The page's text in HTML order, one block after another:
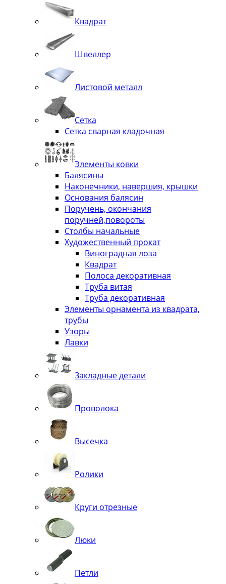
Квадрат
Швеллер
Листовой металл
Сетка
Сетка сварная кладочная
Элементы ковки
Балясины
Наконечники, навершия, крышки
Основания балясин
Поручень, окончания
поручней,повороты
Столбы начальные
Художественный прокат
Виноградная лоза
Квадрат
Полоса декоративная
Труба витая
Труба декоративная
Элементы орнамента из квадрата,
трубы
Узоры
Лавки
Закладные детали
Проволока
Высечка
Ролики
Круги отрезные
Люки
Петли